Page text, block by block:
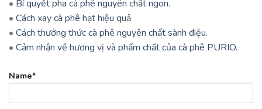
• Bí quyết pha cà phê nguyên chất ngon.
• Cách xay cà phê hạt hiệu quả
• Cách thưởng thức cà phê nguyên chất sành điệu.
• Cảm nhận về hương vị và phẩm chất của cà phê PURIO.
Name*